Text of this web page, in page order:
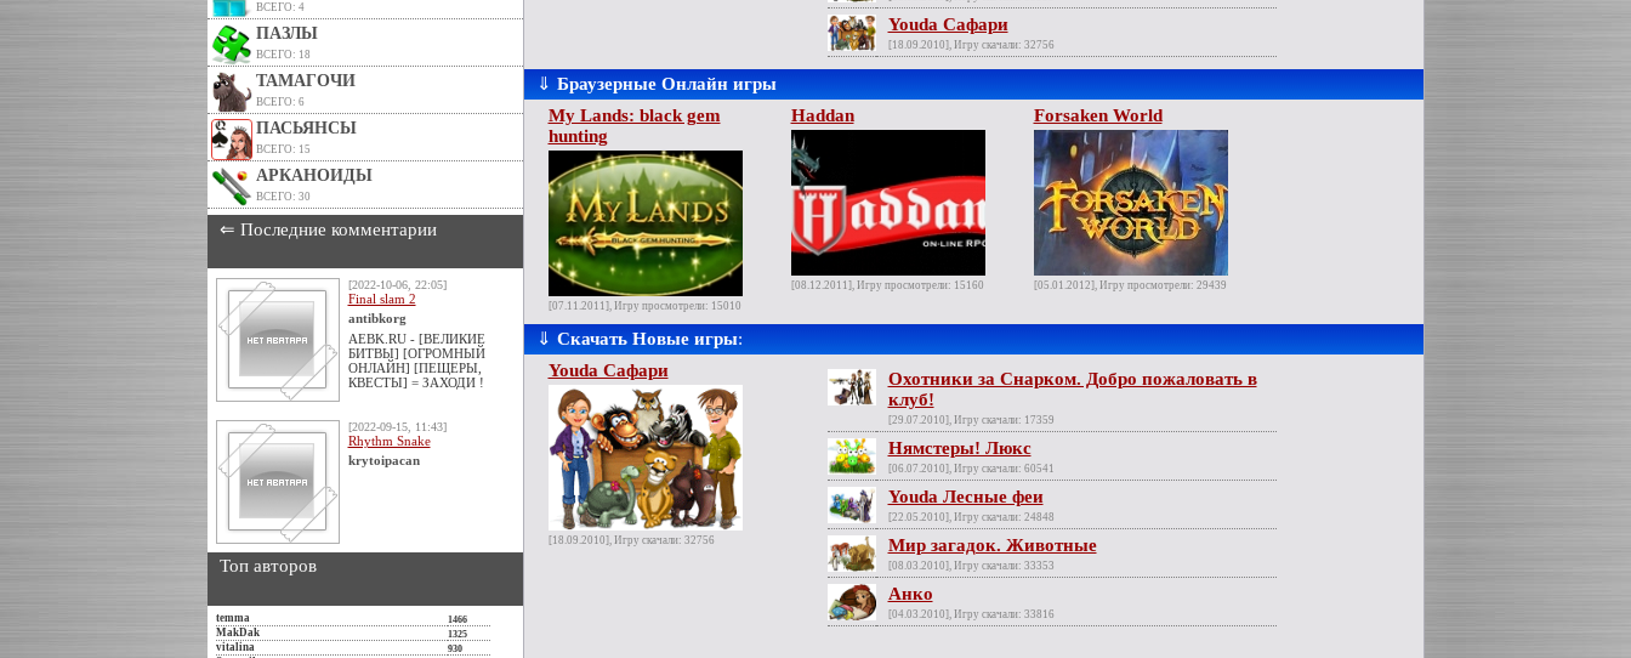
ВСЕГО: 4
ПАЗЛЫ
ВСЕГО: 18
ТАМАГОЧИ
ВСЕГО: 6
ПАСЬЯНСЫ
ВСЕГО: 15
АРКАНОИДЫ
ВСЕГО: 30
⇐ Последние комментарии
[2022-10-06, 22:05]
Final slam 2
antibkorg
AEBK.RU - [ВЕЛИКИЕ
БИТВЫ] [ОГРОМНЫЙ
ОНЛАЙН] [ПЕЩЕРЫ,
КВЕСТЫ] = ЗАХОДИ !
[2022-09-15, 11:43]
Rhythm Snake
krytoipacan
Топ авторов
temma 1466
MakDak 1325
vitalina 930
Youda Сафари
[18.09.2010], Игру скачали: 32756
⇓ Браузерные Онлайн игры
My Lands: black gem
hunting
[07.11.2011], Игру просмотрели: 15010
Haddan
[08.12.2011], Игру просмотрели: 15160
Forsaken World
[05.01.2012], Игру просмотрели: 29439
⇓ Скачать Новые игры:
Youda Сафари
[18.09.2010], Игру скачали: 32756
Охотники за Снарком. Добро пожаловать в
клуб!
[29.07.2010], Игру скачали: 17359
Нямстеры! Люкс
[06.07.2010], Игру скачали: 60541
Youda Лесные феи
[22.05.2010], Игру скачали: 24848
Мир загадок. Животные
[08.03.2010], Игру скачали: 33353
Анко
[04.03.2010], Игру скачали: 33816